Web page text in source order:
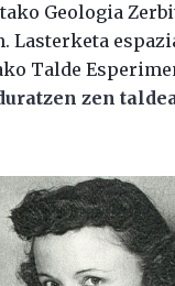
Geologia
Lasterketa
Talde
zen